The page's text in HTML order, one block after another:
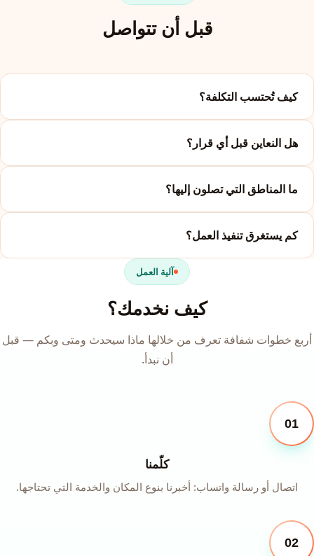
قبل أن تتواصل
كيف تُحتسب التكلفة؟
هل النعاين قبل أي قرار؟
ما المناطق التي تصلون إليها؟
كم يستغرق تنفيذ العمل؟
آلية العمل
كيف نخدمك؟
أربع خطوات شفافة تعرف من خلالها ماذا سيحدث ومتى وبكم — قبل
أن نبدأ.
01
كلّمنا
اتصال أو رسالة واتساب: أخبرنا بنوع المكان والخدمة التي تحتاجها.
02